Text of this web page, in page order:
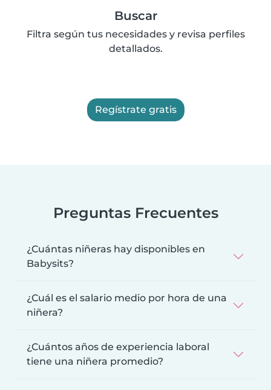
Buscar
Filtra según tus necesidades y revisa perfiles
detallados.
Regístrate gratis
Preguntas Frecuentes
¿Cuántas niñeras hay disponibles en
Babysits?
¿Cuál es el salario medio por hora de una
niñera?
¿Cuántos años de experiencia laboral
tiene una niñera promedio?